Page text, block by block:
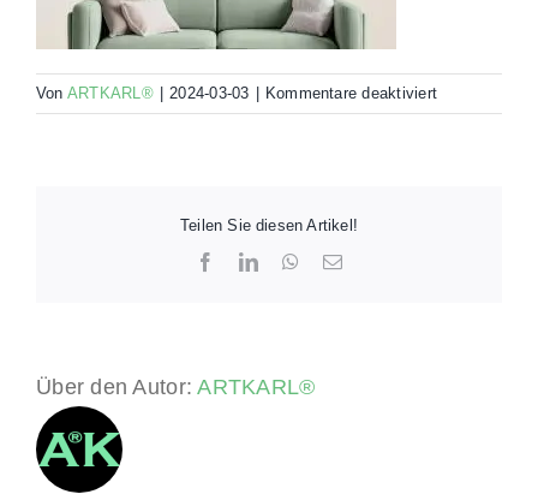
Von ARTKARL® 2024-03-03 Kommentare deaktiviertfür
00070-
Teilen Sie diesen Artikel!
FacebookLinkedInWhatsApp
E-
Über den Autor:ARTKARL®